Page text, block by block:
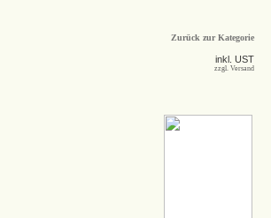
Zurück zur Kategorie
inkl. UST
zzgl. Versand